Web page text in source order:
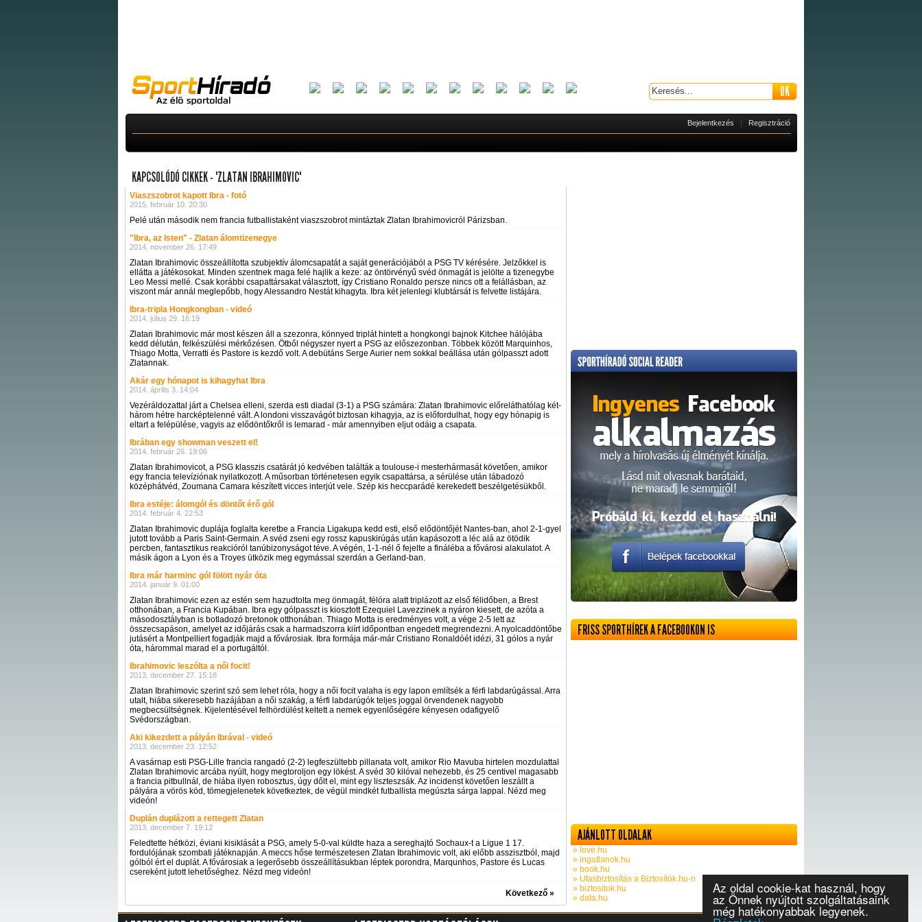
Az oldal cookie-kat használ, hogy
az Önnek nyújtott szolgáltatásaink
még hatékonyabbak legyenek.
Bejelentkezés Regisztráció
KAPCSOLÓDÓ CIKKEK - "ZLATAN IBRAHIMOVIC"
Viaszszobrot kapott Ibra - fotó
2015. február 10. 20:30
Pelé után második nem francia futballistaként viaszszobrot mintáztak Zlatan Ibrahimovicról Párizsban.
"Ibra, az Isten" - Zlatan álomtizenegye
2014. november 26. 17:49
Zlatan Ibrahimovic összeállította szubjektív álomcsapatát a saját generációjából a PSG TV kérésére. Jelzőkkel is
ellátta a játékosokat. Minden szentnek maga felé hajlik a keze: az öntörvényű svéd önmagát is jelölte a tizenegybe
Leo Messi mellé. Csak korábbi csapattársakat választott, így Cristiano Ronaldo persze nincs ott a felállásban, az
viszont már annál meglepőbb, hogy Alessandro Nestát kihagyta. Ibra két jelenlegi klubtársát is felvette listájára.
Ibra-tripla Hongkongban - videó
2014. július 29. 16:19
Zlatan Ibrahimovic már most készen áll a szezonra, könnyed triplát hintett a hongkongi bajnok Kitchee hálójába
kedd délután, felkészülési mérkőzésen. Ötből négyszer nyert a PSG az előszezonban. Többek között Marquinhos,
Thiago Motta, Verratti és Pastore is kezdő volt. A debütáns Serge Aurier nem sokkal beállása után gólpasszt adott
Zlatannak.
Akár egy hónapot is kihagyhat Ibra
2014. április 3. 14:04
Vezéráldozattal járt a Chelsea elleni, szerda esti diadal (3-1) a PSG számára: Zlatan Ibrahimovic előreláthatólag két-
három hétre harcképtelenné vált. A londoni visszavágót biztosan kihagyja, az is előfordulhat, hogy egy hónapig is
eltart a felépülése, vagyis az elődöntőkről is lemarad - már amennyiben eljut odáig a csapata.
Ibrában egy showman veszett el!
2014. február 26. 19:06
Zlatan Ibrahimovicot, a PSG klasszis csatárát jó kedvében találták a toulouse-i mesterhármasát követően, amikor
egy francia televíziónak nyilatkozott. A műsorban történetesen egyik csapattársa, a sérülése után lábadozó
középhátvéd, Zoumana Camara készített vicces interjút vele. Szép kis heccparádé kerekedett beszélgetésükből.
Ibra estéje: álomgól és döntőt érő gól
2014. február 4. 22:53
Zlatan Ibrahimovic duplája foglalta keretbe a Francia Ligakupa kedd esti, első elődöntőjét Nantes-ban, ahol 2-1-gyel
jutott tovább a Paris Saint-Germain. A svéd zseni egy rossz kapuskirúgás után kapásozott a léc alá az ötödik
percben, fantasztikus reakcióról tanúbizonyságot téve. A végén, 1-1-nél ő fejelte a fináléba a fővárosi alakulatot. A
másik ágon a Lyon és a Troyes ütközik meg egymással szerdán a Gerland-ban.
Ibra már harminc gól fölött nyár óta
2014. január 9. 01:00
Zlatan Ibrahimovic ezen az estén sem hazudtolta meg önmagát, félóra alatt triplázott az első félidőben, a Brest
otthonában, a Francia Kupában. Ibra egy gólpasszt is kiosztott Ezequiel Lavezzinek a nyáron kiesett, de azóta a
másodosztályban is botladozó bretonok otthonában. Thiago Motta is eredményes volt, a vége 2-5 lett az
összecsapáson, amelyet az időjárás csak a harmadszorra kiírt időpontban engedett megrendezni. A nyolcaddöntőbe
jutásért a Montpelliert fogadják majd a fővárosiak. Ibra formája már-már Cristiano Ronaldóét idézi, 31 gólos a nyár
óta, hárommal marad el a portugáltól.
Ibrahimovic leszólta a női focit!
2013. december 27. 15:18
Zlatan Ibrahimovic szerint szó sem lehet róla, hogy a női focit valaha is egy lapon említsék a férfi labdarúgással. Arra
utalt, hiába sikeresebb hazájában a női szakág, a férfi labdarúgók teljes joggal örvendenek nagyobb
megbecsültségnek. Kijelentésével felhördülést keltett a nemek egyenlőségére kényesen odafigyelő
Svédországban.
Aki kikezdett a pályán Ibrával - videó
2013. december 23. 12:52
A vasárnap esti PSG-Lille francia rangadó (2-2) legfeszültebb pillanata volt, amikor Rio Mavuba hirtelen mozdulattal
Zlatan Ibrahimovic arcába nyúlt, hogy megtoroljon egy lökést. A svéd 30 kilóval nehezebb, és 25 centivel magasabb
a francia pitbullnál, de hiába ilyen robosztus, úgy dőlt el, mint egy liszteszsák. Az incidenst követően leszállt a
pályára a vörös köd, tömegjelenetek következtek, de végül mindkét futballista megúszta sárga lappal. Nézd meg
videón!
Duplán duplázott a rettegett Zlatan
2013. december 7. 19:12
Feledtette hétközi, éviani kisiklását a PSG, amely 5-0-val küldte haza a sereghajtó Sochaux-t a Ligue 1 17.
fordulójának szombati játéknapján. A meccs hőse természetesen Zlatan Ibrahimovic volt, aki előbb asszisztból, majd
gólból ért el duplát. A fővárosiak a legerősebb összeállításukban léptek porondra, Marqunhos, Pastore és Lucas
csereként jutott lehetőséghez. Nézd meg videón!
Következő »
FRISS SPORTHÍREK A FACEBOOKON IS
AJÁNLOTT OLDALAK
» love.hu
» ingatlanok.hu
» book.hu
» Utasbiztosítás a Biztosítók.hu-n
» biztositok.hu
» data.hu